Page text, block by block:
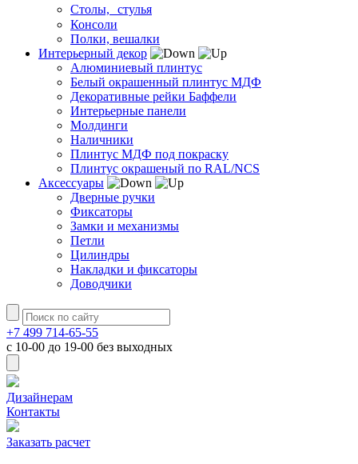
Столы, стулья
Консоли
Полки, вешалки
Интерьерный декор
Алюминиевый плинтус
Белый окрашенный плинтус МДФ
Декоративные рейки Баффели
Интерьерные панели
Молдинги
Наличники
Плинтус МДФ под покраску
Плинтус окрашеный по RAL/NCS
Аксессуары
Дверные ручки
Фиксаторы
Замки и механизмы
Петли
Цилиндры
Накладки и фиксаторы
Доводчики
+7 499 714-65-55
с 10-00 до 19-00 без выходных
Дизайнерам
Контакты
Заказать расчет